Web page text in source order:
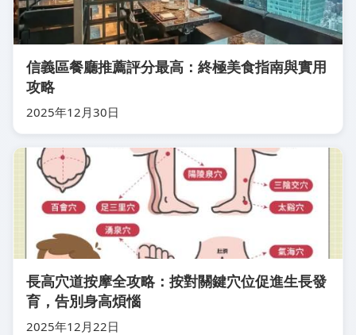
信義區餐廳推薦評分最高：終極美食指南與實用
攻略
2025年12月30日
長高穴道按摩全攻略：按對關鍵穴位促進生長發
育，告別身高煩惱
2025年12月22日